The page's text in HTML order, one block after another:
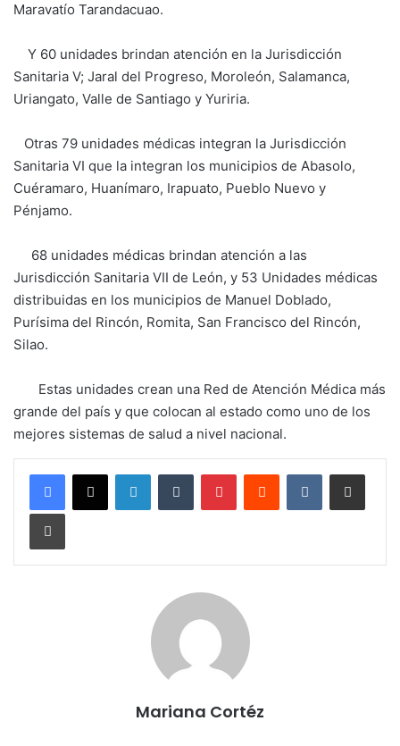
Maravatío Tarandacuao.
Y 60 unidades brindan atención en la Jurisdicción
Sanitaria V; Jaral del Progreso, Moroleón, Salamanca,
Uriangato, Valle de Santiago y Yuriria.
Otras 79 unidades médicas integran la Jurisdicción
Sanitaria VI que la integran los municipios de Abasolo,
Cuéramaro, Huanímaro, Irapuato, Pueblo Nuevo y
Pénjamo.
68 unidades médicas brindan atención a las
Jurisdicción Sanitaria VII de León, y 53 Unidades médicas
distribuidas en los municipios de Manuel Doblado,
Purísima del Rincón, Romita, San Francisco del Rincón,
Silao.
Estas unidades crean una Red de Atención Médica más
grande del país y que colocan al estado como uno de los
mejores sistemas de salud a nivel nacional.
LinkedInTumblr PinterestReddit VKontakteCompartir por
Imprimir
Mariana Cortéz